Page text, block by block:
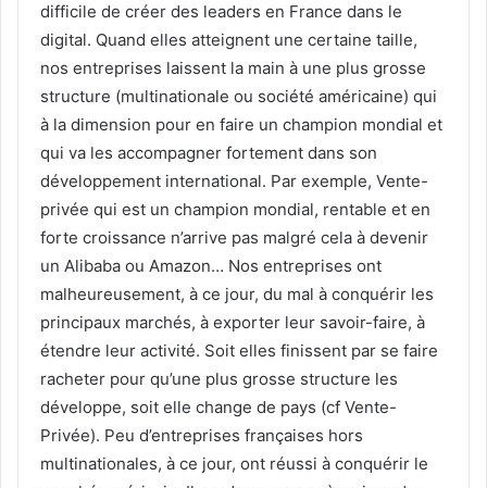
difficile de créer des leaders en France dans le
digital. Quand elles atteignent une certaine taille,
nos entreprises laissent la main à une plus grosse
structure (multinationale ou société américaine) qui
à la dimension pour en faire un champion mondial et
qui va les accompagner fortement dans son
développement international. Par exemple, Vente-
privée qui est un champion mondial, rentable et en
forte croissance n’arrive pas malgré cela à devenir
un Alibaba ou Amazon… Nos entreprises ont
malheureusement, à ce jour, du mal à conquérir les
principaux marchés, à exporter leur savoir-faire, à
étendre leur activité. Soit elles finissent par se faire
racheter pour qu’une plus grosse structure les
développe, soit elle change de pays (cf Vente-
Privée). Peu d’entreprises françaises hors
multinationales, à ce jour, ont réussi à conquérir le